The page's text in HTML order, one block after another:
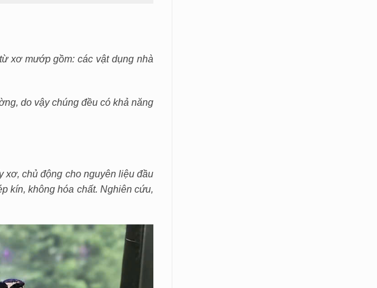
xơ mướp gồm: các vật dụng nhà
do vậy chúng đều có khả năng
xơ, chủ động cho nguyên liệu đầu
kín, không hóa chất. Nghiên cứu,